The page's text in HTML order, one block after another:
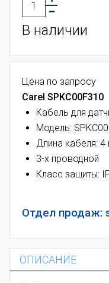
В наличии
Цена по запросу
Carel SPKC00F310
Кабель для
Модель:
Длина кабеля: 4
3-х проводной
Класс защиты:
Отдел продаж:
ОПИСАНИЕ